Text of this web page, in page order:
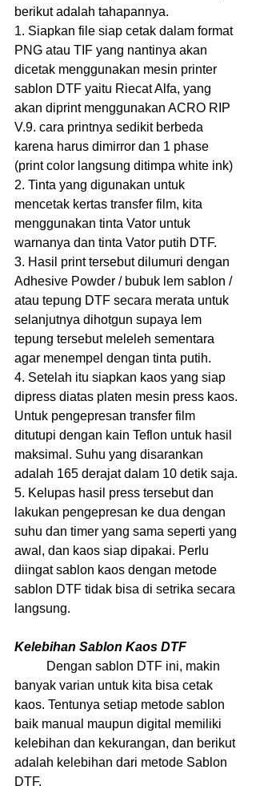
berikut adalah tahapannya.
1. Siapkan file siap cetak dalam format
PNG atau TIF yang nantinya akan
dicetak menggunakan mesin printer
sablon DTF yaitu Riecat Alfa, yang
akan diprint menggunakan ACRO RIP
V.9. cara printnya sedikit berbeda
karena harus dimirror dan 1 phase
(print color langsung ditimpa white ink)
2. Tinta yang digunakan untuk
mencetak kertas transfer film, kita
menggunakan tinta Vator untuk
warnanya dan tinta Vator putih DTF.
3. Hasil print tersebut dilumuri dengan
Adhesive Powder / bubuk lem sablon /
atau tepung DTF secara merata untuk
selanjutnya dihotgun supaya lem
tepung tersebut meleleh sementara
agar menempel dengan tinta putih.
4. Setelah itu siapkan kaos yang siap
dipress diatas platen mesin press kaos.
Untuk pengepresan transfer film
ditutupi dengan kain Teflon untuk hasil
maksimal. Suhu yang disarankan
adalah 165 derajat dalam 10 detik saja.
5. Kelupas hasil press tersebut dan
lakukan pengepresan ke dua dengan
suhu dan timer yang sama seperti yang
awal, dan kaos siap dipakai. Perlu
diingat sablon kaos dengan metode
sablon DTF tidak bisa di setrika secara
langsung.
Kelebihan Sablon Kaos DTF
banyak varian untuk kita bisa cetak
kaos. Tentunya setiap metode sablon
baik manual maupun digital memiliki
kelebihan dan kekurangan, dan berikut
adalah kelebihan dari metode Sablon
DTF.